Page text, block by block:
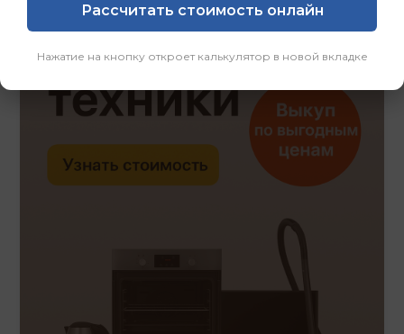
Рассчитать стоимость онлайн
Нажатие на кнопку откроет калькулятор в новой вкладке